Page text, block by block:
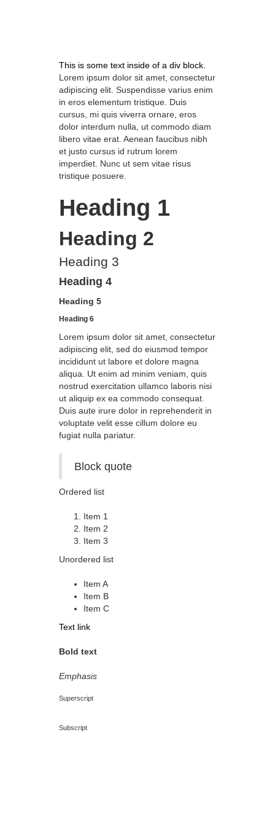
This is some text inside of a div block.
Lorem ipsum dolor sit amet, consectetur
adipiscing elit. Suspendisse varius enim
in eros elementum tristique. Duis
cursus, mi quis viverra ornare, eros
dolor interdum nulla, ut commodo diam
libero vitae erat. Aenean faucibus nibh
et justo cursus id rutrum lorem
imperdiet. Nunc ut sem vitae risus
tristique posuere.
Heading 1
Heading 2
Heading 3
Heading 4
Heading 5
Heading 6
Lorem ipsum dolor sit amet, consectetur
adipiscing elit, sed do eiusmod tempor
incididunt ut labore et dolore magna
aliqua. Ut enim ad minim veniam, quis
nostrud exercitation ullamco laboris nisi
ut aliquip ex ea commodo consequat.
Duis aute irure dolor in reprehenderit in
voluptate velit esse cillum dolore eu
fugiat nulla pariatur.
Block quote
Ordered list
Item 1
Item 2
Item 3
Unordered list
Item A
Item B
Item C
Text link
Bold text
Emphasis
Superscript
Subscript